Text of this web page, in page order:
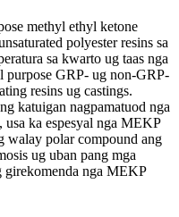
methyl ethyl ketone
polyester resins sa
sa kwarto ug taas nga
purpose GRP- ug non-GRP-
resins ug castings.
katuigan nagpamatuod nga
usa ka espesyal nga MEKP
walay polar compound ang
ug uban pang mga
girekomenda nga MEKP